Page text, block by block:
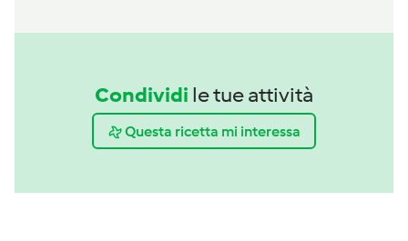
Condividi le tue attività
Questa ricetta mi interessa